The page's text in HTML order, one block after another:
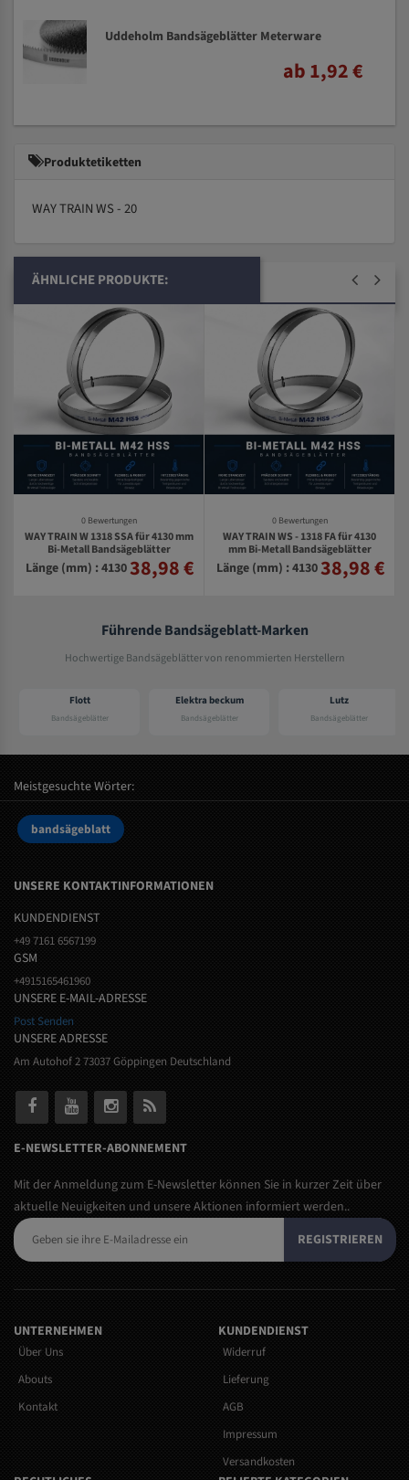
Uddeholm Bandsägeblätter Meterware
ab 1,92 €
Produktetiketten
WAY TRAIN WS - 20
ÄHNLICHE PRODUKTE:
0 Bewertungen
WAY TRAIN W 1318 SSA für 4130 mm
Bi-Metall Bandsägeblätter
Länge (mm) : 413038,98 €
0 Bewertungen
WAY TRAIN WS - 1318 FA für 4130
mm Bi-Metall Bandsägeblätter
Länge (mm) : 413038,98 €
Führende Bandsägeblatt-Marken
Hochwertige Bandsägeblätter von renommierten Herstellern
Flott
Bandsägeblätter
Elektra beckum
Bandsägeblätter
Lutz
Bandsägeblätter
Meistgesuchte Wörter:
bandsägeblatt
UNSERE KONTAKTINFORMATIONEN
KUNDENDIENST
+49 7161 6567199
GSM
+4915165461960
UNSERE E-MAIL-ADRESSE
Post Senden
UNSERE ADRESSE
Am Autohof 2 73037 Göppingen Deutschland
E-NEWSLETTER-ABONNEMENT
Mit der Anmeldung zum E-Newsletter können Sie in kurzer Zeit über
aktuelle Neuigkeiten und unsere Aktionen informiert werden..
REGISTRIEREN
UNTERNEHMEN
Über Uns
Abouts
Kontakt
KUNDENDIENST
Widerruf
Lieferung
AGB
Impressum
Versandkosten